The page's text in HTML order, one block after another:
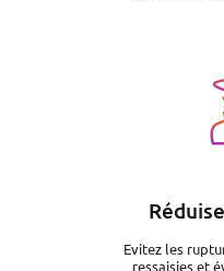
Evitez les
ressaisies et